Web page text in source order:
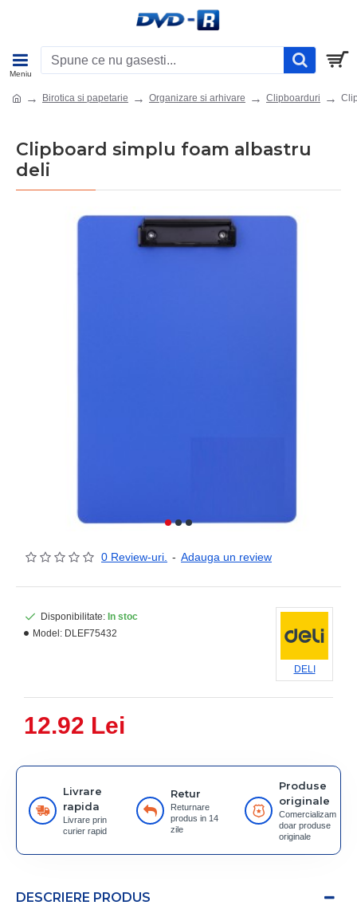
Birotica si papetarie Organizare si arhivare Clipboarduri
Clipboard simplu foam albastru
deli
0 Review-uri. - Adauga un review
12.92 Lei
Disponibilitate: In stoc
Model: DLEF75432
DELI
Livrare
rapida
Livrare prin
curier rapid
Retur
Returnare
produs in 14
zile
Produse
originale
Comercializam
doar produse
originale
DESCRIERE PRODUS